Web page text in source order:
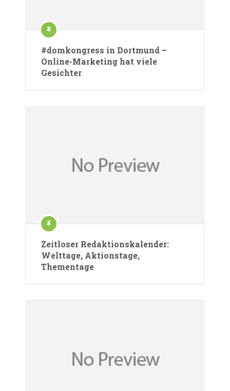
#domkongress in Dortmund –
Online-Marketing hat viele
Gesichter
Zeitloser Redaktionskalender:
Welttage, Aktionstage,
Thementage